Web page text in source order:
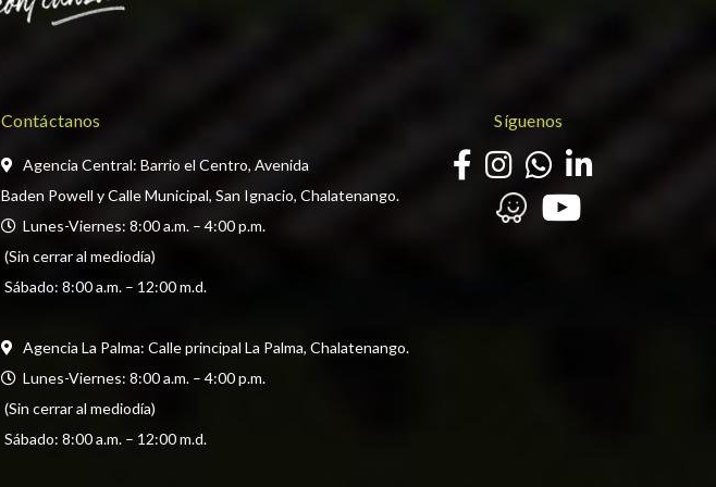
Contáctanos
Agencia Central: Barrio el Centro, Avenida
Baden Powell y Calle Municipal, San Ignacio, Chalatenango.
  Lunes-Viernes: 8:00 a.m. – 4:00 p.m.
(Sin cerrar al mediodía)
Sábado: 8:00 a.m. – 12:00 m.d.
Agencia La Palma: Calle principal La Palma, Chalatenango.
  Lunes-Viernes: 8:00 a.m. – 4:00 p.m.
(Sin cerrar al mediodía)
Sábado: 8:00 a.m. – 12:00 m.d.
Síguenos